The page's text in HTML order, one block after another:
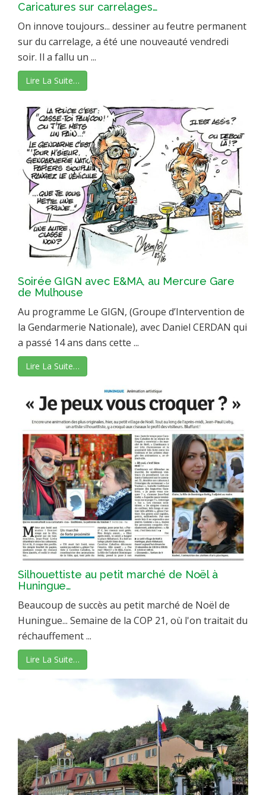
Caricatures sur carrelages…
On innove toujours... dessiner au feutre permanent
sur du carrelage, a été une nouveauté vendredi
soir. Il a fallu un ...
Lire La Suite…
Soirée GIGN avec E&MA, au Mercure Gare
de Mulhouse
Au programme Le GIGN, (Groupe d’Intervention de
la Gendarmerie Nationale), avec Daniel CERDAN qui
a passé 14 ans dans cette ...
Lire La Suite…
Silhouettiste au petit marché de Noël à
Huningue…
Beaucoup de succès au petit marché de Noël de
Huningue... Semaine de la COP 21, où l'on traitait du
réchauffement ...
Lire La Suite…